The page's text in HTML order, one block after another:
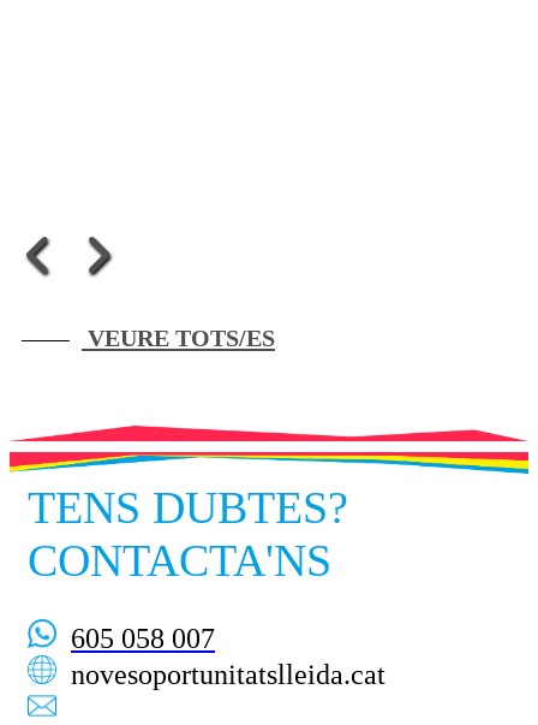
VEURE TOTS/ES
TENS DUBTES?
CONTACTA'NS
605 058 007
novesoportunitatslleida.cat